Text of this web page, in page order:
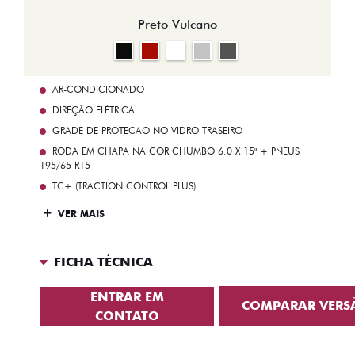
Preto Vulcano
AR-CONDICIONADO
DIREÇÃO ELÉTRICA
GRADE DE PROTECAO NO VIDRO TRASEIRO
RODA EM CHAPA NA COR CHUMBO 6.0 X 15" + PNEUS
195/65 R15
TC+ (TRACTION CONTROL PLUS)
VER MAIS
FICHA TÉCNICA
ENTRAR EM
CONTATO
COMPARAR